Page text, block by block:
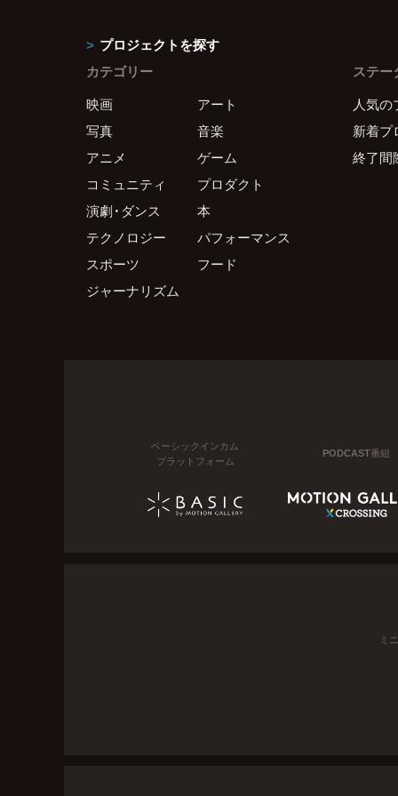
プロジェクトを探す
カテゴリー
映画
アート
写真
音楽
アニメ
ゲーム
コミュニティ
プロダクト
演劇・ダンス
本
テクノロジー
パフォーマンス
スポーツ
フード
ジャーナリズム
ステー
人気の
新着プ
終了間
ベーシックインカム
プラットフォーム
PODCAST番組
ミ